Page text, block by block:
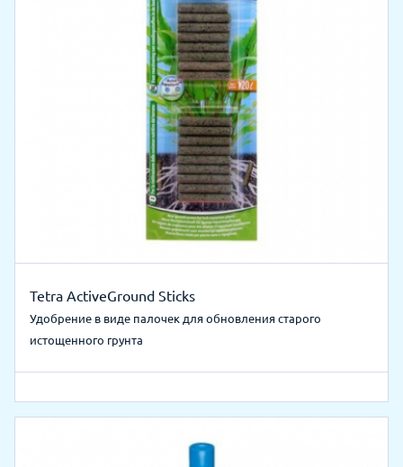
Tetra ActiveGround Sticks
Удобрение в виде палочек для обновления старого
истощенного грунта